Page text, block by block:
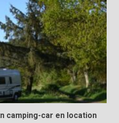
camping-car en location